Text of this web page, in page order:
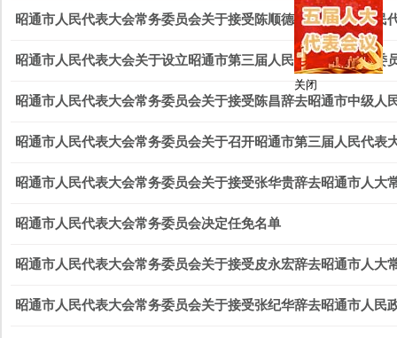
关闭
昭通市人民代表大会常务委员会关于接受陈顺德辞去昭通市人民
昭通市人民代表大会关于设立昭通市第三届人民代表大会法制委
昭通市人民代表大会常务委员会关于接受陈昌辞去昭通市中级人
昭通市人民代表大会常务委员会关于召开昭通市第三届人民代表
昭通市人民代表大会常务委员会关于接受张华贵辞去昭通市人大
昭通市人民代表大会常务委员会决定任免名单
昭通市人民代表大会常务委员会关于接受皮永宏辞去昭通市人大
昭通市人民代表大会常务委员会关于接受张纪华辞去昭通市人民